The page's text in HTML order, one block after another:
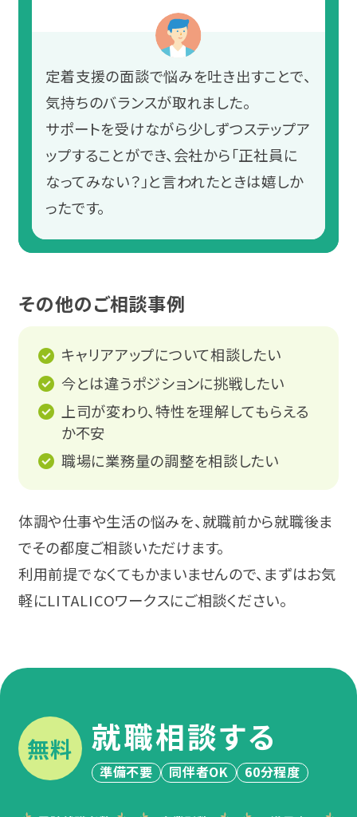
定着支援の面談で悩みを吐き出すことで、
気持ちのバランスが取れました。
サポートを受けながら少しずつステップア
ップすることができ、会社から「正社員に
なってみない？」と言われたときは嬉しか
ったです。
その他のご相談事例
キャリアアップについて相談したい
今とは違うポジションに挑戦したい
上司が変わり、特性を理解してもらえる
か不安
職場に業務量の調整を相談したい
体調や仕事や生活の悩みを、就職前から就職後ま
でその都度ご相談いただけます。
利用前提でなくてもかまいませんので、まずはお気
軽にLITALICOワークスにご相談ください。
無料 就職相談する
準備不要 同伴者OK 60分程度